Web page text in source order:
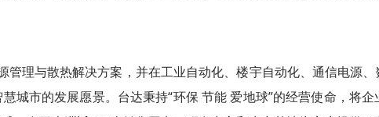
管理与散热解决方案，并在工业自动化、楼宇自动化、通信电源
城市的发展愿景。台达秉持“环保 节能 爱地球”的经营使命，将